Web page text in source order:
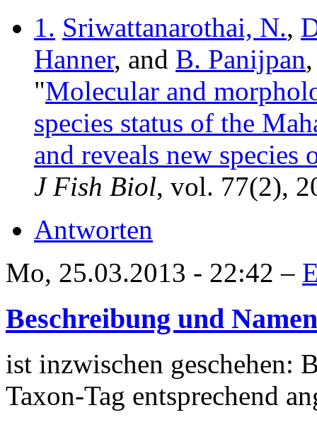
1. Sriwattanarothai, N.,
Hanner, and B. Panijpan,
"Molecular and
species status of the
and reveals new
J Fish Biol, vol. 77(2),
Antworten
Mo, 25.03.2013 - 22:42 –
Beschreibung und
ist inzwischen geschehen:
Taxon-Tag entsprechend